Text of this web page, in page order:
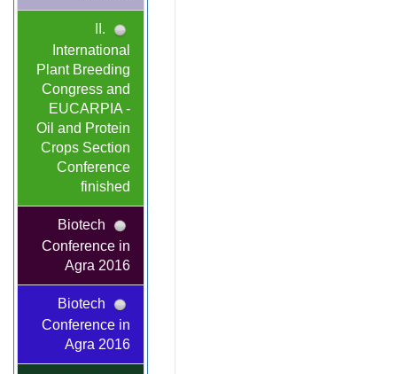
II.
International
Plant Breeding
Congress and
EUCARPIA -
Oil and Protein
Crops Section
Conference
finished
Biotech
Conference in
Agra 2016
Biotech
Conference in
Agra 2016